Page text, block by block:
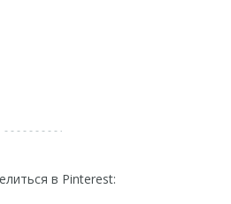
в Pinterest: